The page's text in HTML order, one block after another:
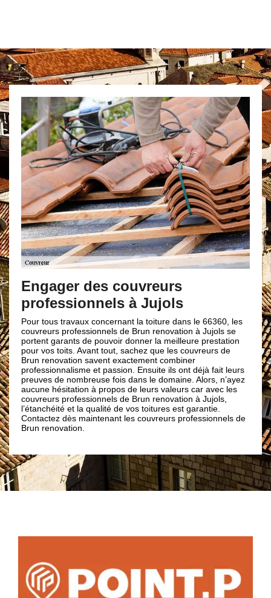
couvreurs
à Jujols
concernant la toiture dans le 66360, les
de Brun renovation à Jujols se
pouvoir donner la meilleure prestation
tout, sachez que les couvreurs de
exactement combiner
et passion. Ensuite ils ont déjà fait leurs
fois dans le domaine. Alors, n’ayez
à propos de leurs valeurs car avec les
de Brun renovation à Jujols,
qualité de vos toitures est garantie.
les couvreurs professionnels de
Besoin
couvreur à
A cause d’une
maisons n’arrive plus à
vous ne savez pas qui
renovation à Jujols est tout
l’aide de leur urgence
rapidement réparer. Et
dernier cri et leur
couvreurs chez Brun
pouvoir vous venir en
tourner vers l’urgence
en cas de nécessité.